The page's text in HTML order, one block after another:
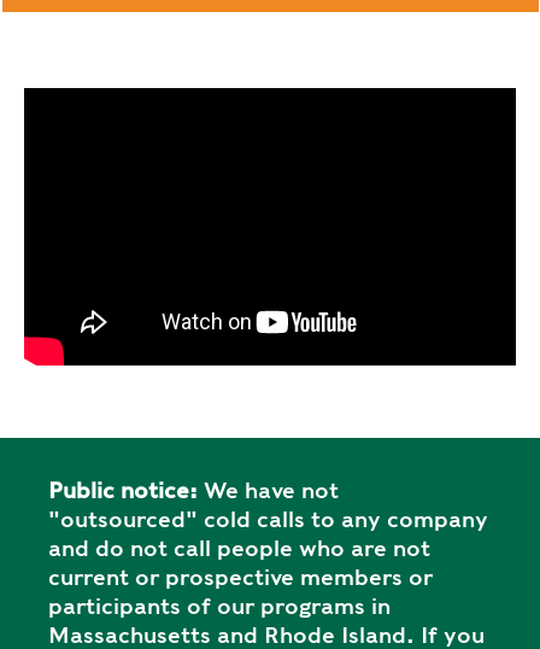
Public notice: We have not
"outsourced" cold calls to any company
and do not call people who are not
current or prospective members or
participants of our programs in
Massachusetts and Rhode Island. If you